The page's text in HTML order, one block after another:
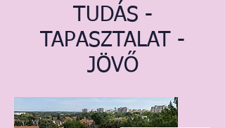
TUDÁS -
TAPASZTALAT -
JÖVŐ